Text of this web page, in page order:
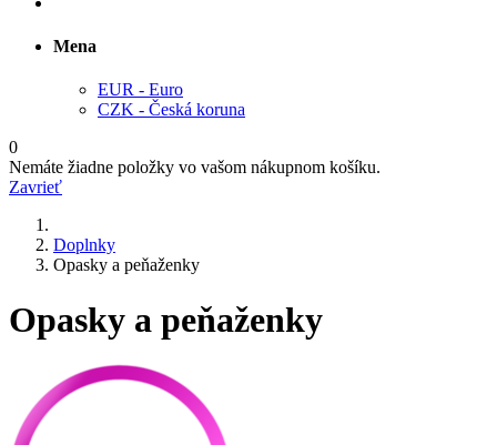
Mena
EUR - Euro
CZK - Česká koruna
0
Nemáte žiadne položky vo vašom nákupnom košíku.
Zavrieť
Doplnky
Opasky a peňaženky
Opasky a peňaženky